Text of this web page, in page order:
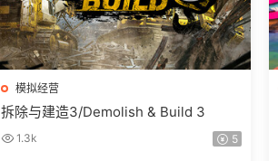
模拟经营
拆除与建造3/Demolish & Build 3
1.3k 5